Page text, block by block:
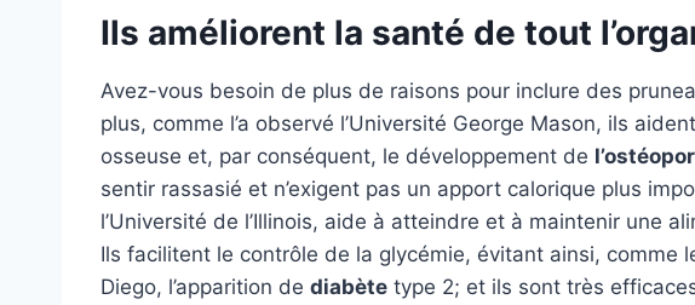
Ils améliorent la santé de tout
Avez-vous besoin de plus de raisons pour inclure des
plus, comme l’a observé l’Université George Mason, ils
osseuse et, par conséquent, le développement de
sentir rassasié et n’exigent pas un apport calorique plus
l’Université de l’Illinois, aide à atteindre et à maintenir une
Ils facilitent le contrôle de la glycémie, évitant ainsi, comme
Diego, l’apparition de diabète type 2; et ils sont très